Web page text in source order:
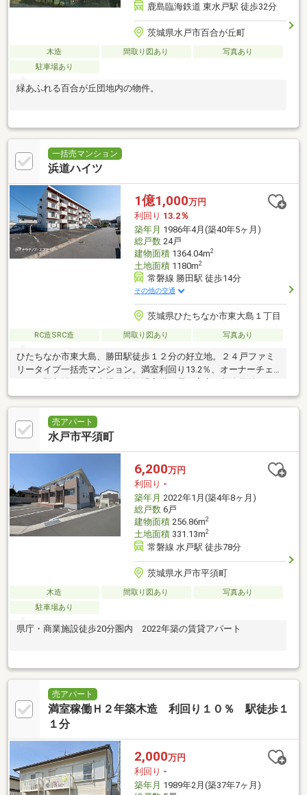
鹿島臨海鉄道 東水戸駅 徒歩32分
茨城県水戸市百合が丘町
木造 間取り図あり
写真あり
駐車場あり
緑あふれる百合が丘団地内の物件。
一括売マンション
浜道ハイツ
1億1,000万円
利回り 13.2％
築年月 1986年4月(築40年5ヶ月)
総戸数24戸
建物面積1364.04m2
土地面積1180m2
常磐線 勝田駅 徒歩14分
その他の交通
茨城県ひたちなか市東大島１丁目
RC造SRC造 間取り図あり 写真あり
ひたちなか市東大島、勝田駅徒歩１２分の好立地。２４戸ファミ
リータイプ一括売マンション。満室利回り13.2％、オーナーチェ
売アパート
水戸市平須町
6,200万円
利回り -
築年月 2022年1月(築4年8ヶ月)
総戸数6戸
建物面積256.86m2
土地面積331.13m2
常磐線 水戸駅 徒歩78分
茨城県水戸市平須町
木造 間取り図あり
写真あり
駐車場あり
県庁・商業施設徒歩20分圏内 2022年築の賃貸アパート
売アパート
満室稼働Ｈ２年築木造 利回り１０％ 駅徒歩１
１分
2,000万円
利回り -
築年月 1989年2月(築37年7ヶ月)